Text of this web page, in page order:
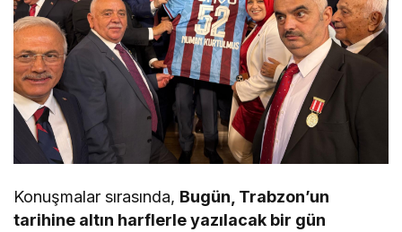
Konuşmalar sırasında, Bugün, Trabzon’un
tarihine altın harflerle yazılacak bir gün